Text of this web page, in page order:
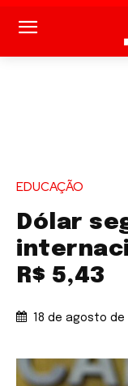
EDUCAÇÃO
Dólar
R$ 5,43
18 de agosto de